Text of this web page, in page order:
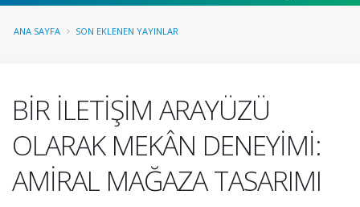
ANA SAYFA SON EKLENEN YAYINLAR
BİR İLETİŞİM ARAYÜZÜ
OLARAK MEKÂN DENEYİMİ:
AMİRAL MAĞAZA TASARIMI